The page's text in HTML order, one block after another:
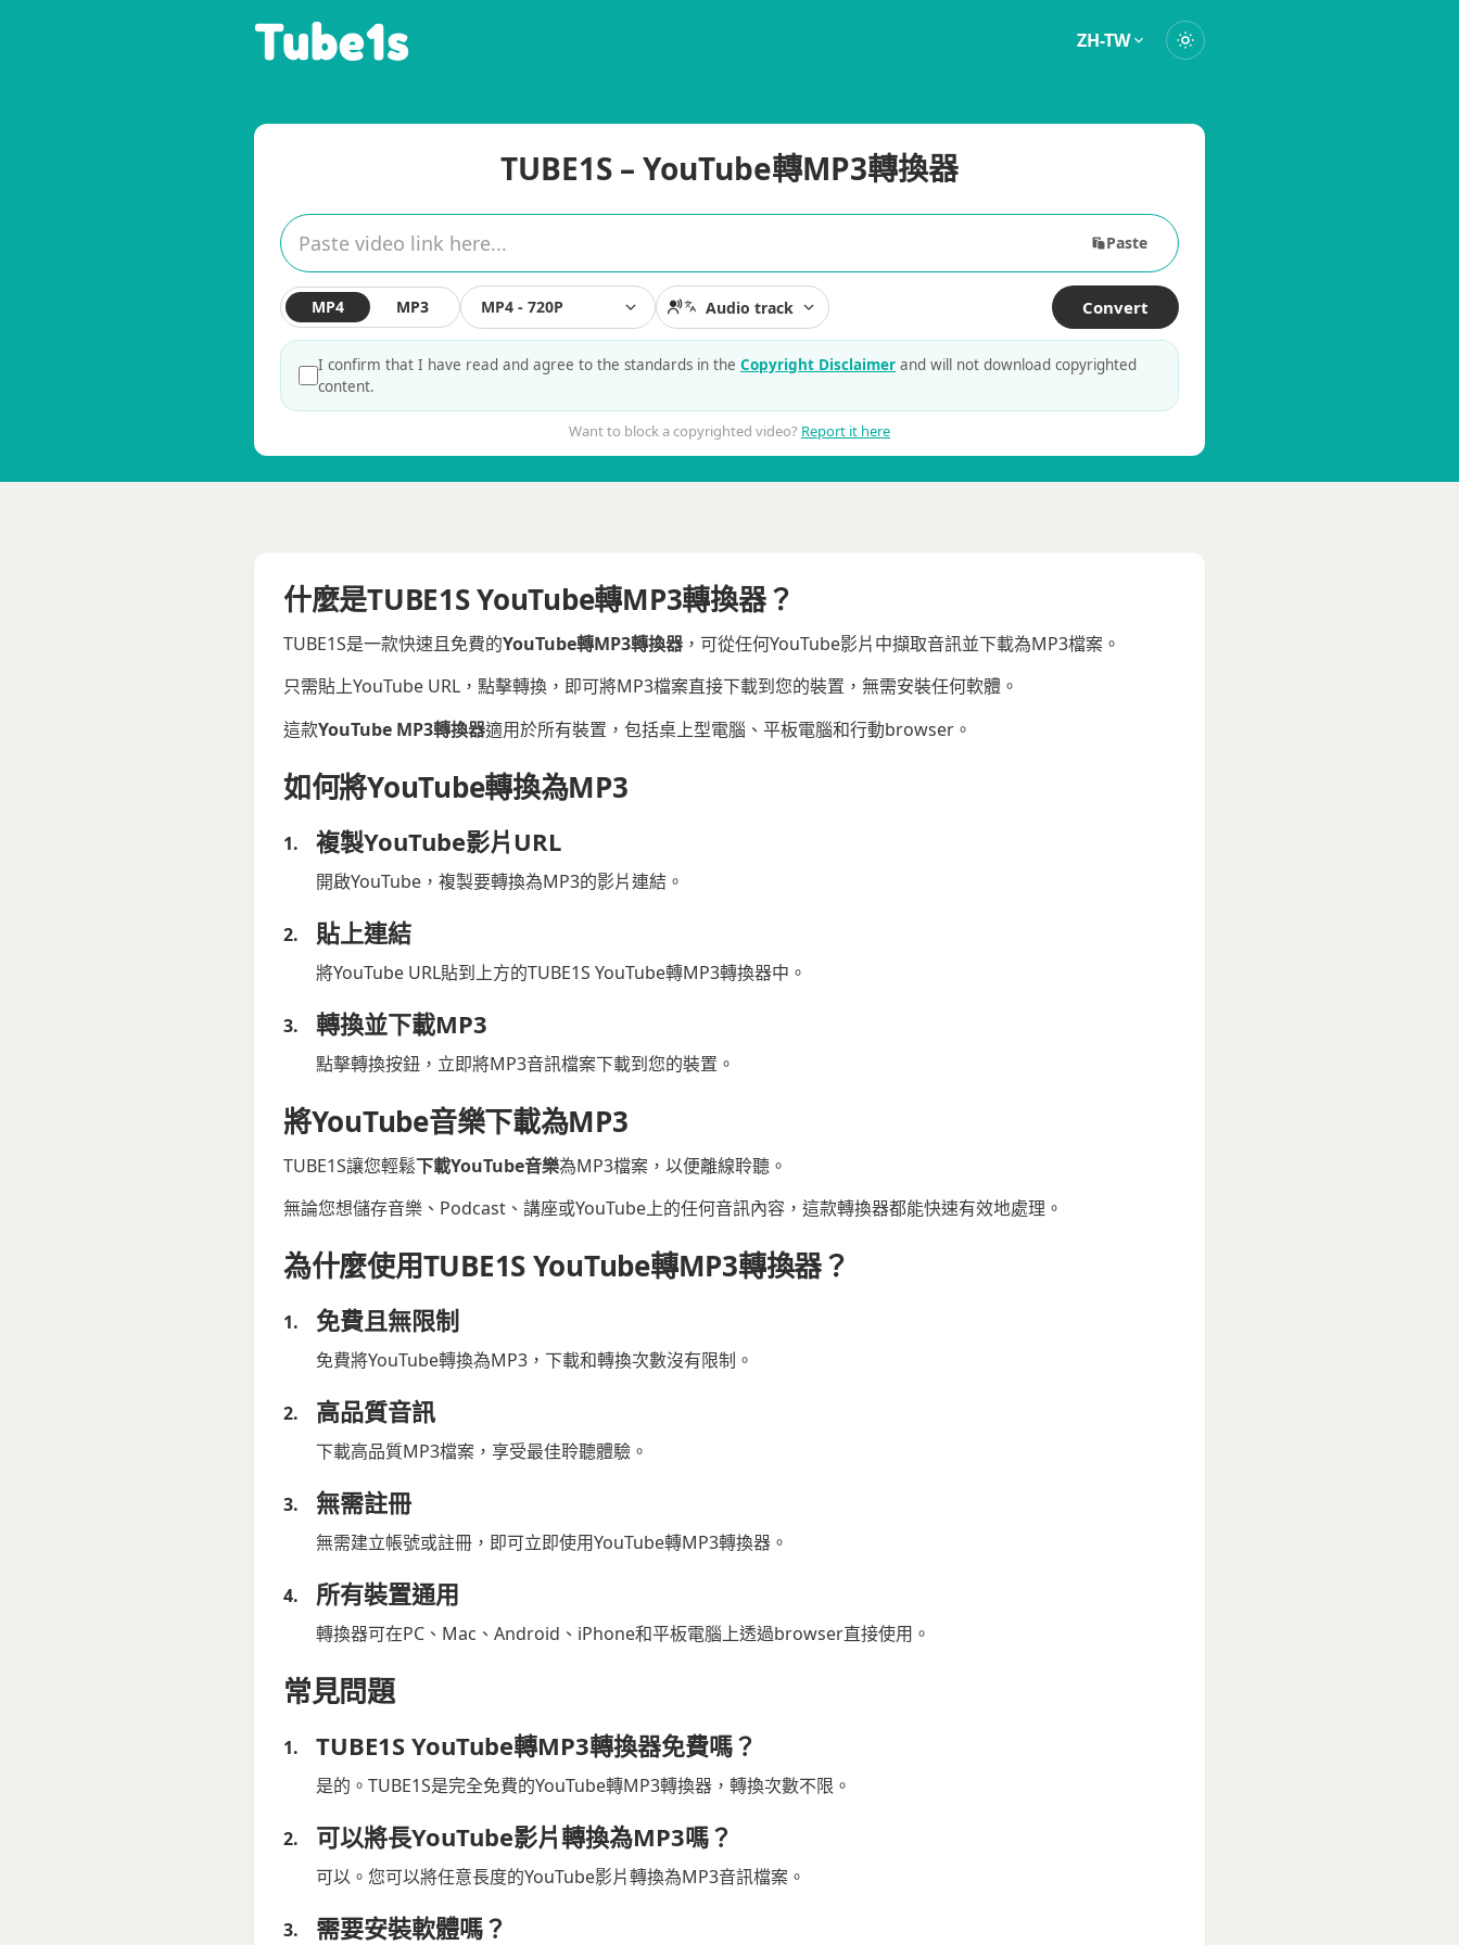
Tube1s ZH-TW
TUBE1S – YouTube轉MP3轉換器
Paste
MP4 MP3 MP4 - 720P Audio track Convert
I confirm that I have read and agree to the standards in the Copyright Disclaimer and will not download copyrighted
content.
Want to block a copyrighted video? Report it here
什麼是TUBE1S YouTube轉MP3轉換器？
TUBE1S是一款快速且免費的YouTube轉MP3轉換器，可從任何YouTube影片中擷取音訊並下載為MP3檔案。
只需貼上YouTube URL，點擊轉換，即可將MP3檔案直接下載到您的裝置，無需安裝任何軟體。
這款YouTube MP3轉換器適用於所有裝置，包括桌上型電腦、平板電腦和行動browser。
如何將YouTube轉換為MP3
複製YouTube影片URL
開啟YouTube，複製要轉換為MP3的影片連結。
貼上連結
將YouTube URL貼到上方的TUBE1S YouTube轉MP3轉換器中。
轉換並下載MP3
點擊轉換按鈕，立即將MP3音訊檔案下載到您的裝置。
將YouTube音樂下載為MP3
TUBE1S讓您輕鬆下載YouTube音樂為MP3檔案，以便離線聆聽。
無論您想儲存音樂、Podcast、講座或YouTube上的任何音訊內容，這款轉換器都能快速有效地處理。
為什麼使用TUBE1S YouTube轉MP3轉換器？
免費且無限制
免費將YouTube轉換為MP3，下載和轉換次數沒有限制。
高品質音訊
下載高品質MP3檔案，享受最佳聆聽體驗。
無需註冊
無需建立帳號或註冊，即可立即使用YouTube轉MP3轉換器。
所有裝置通用
轉換器可在PC、Mac、Android、iPhone和平板電腦上透過browser直接使用。
常見問題
TUBE1S YouTube轉MP3轉換器免費嗎？
是的。TUBE1S是完全免費的YouTube轉MP3轉換器，轉換次數不限。
可以將長YouTube影片轉換為MP3嗎？
可以。您可以將任意長度的YouTube影片轉換為MP3音訊檔案。
需要安裝軟體嗎？